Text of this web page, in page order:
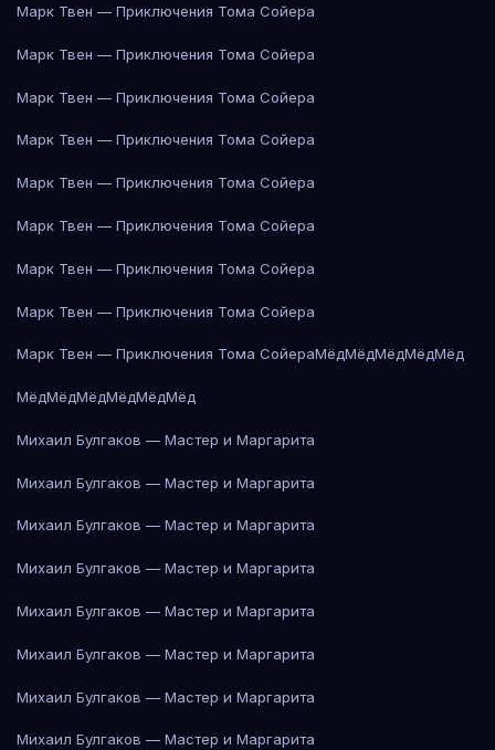
Марк Твен — Приключения Тома Сойера
Марк Твен — Приключения Тома Сойера
Марк Твен — Приключения Тома Сойера
Марк Твен — Приключения Тома Сойера
Марк Твен — Приключения Тома Сойера
Марк Твен — Приключения Тома Сойера
Марк Твен — Приключения Тома Сойера
Марк Твен — Приключения Тома Сойера
Марк Твен — Приключения Тома СойераМёдМёдМёдМёдМёд
МёдМёдМёдМёдМёдМёд
Михаил Булгаков — Мастер и Маргарита
Михаил Булгаков — Мастер и Маргарита
Михаил Булгаков — Мастер и Маргарита
Михаил Булгаков — Мастер и Маргарита
Михаил Булгаков — Мастер и Маргарита
Михаил Булгаков — Мастер и Маргарита
Михаил Булгаков — Мастер и Маргарита
Михаил Булгаков — Мастер и Маргарита